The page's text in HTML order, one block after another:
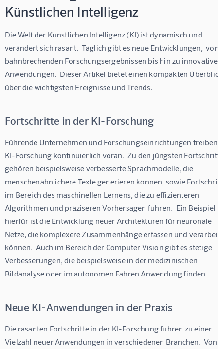
Künstlichen Intelligenz
Die Welt der Künstlichen Intelligenz (KI) ist dynamisch und
verändert sich rasant.  Täglich gibt es neue Entwicklungen,
bahnbrechenden Forschungsergebnissen bis hin zu
Anwendungen.  Dieser Artikel bietet einen kompakten
über die wichtigsten Ereignisse und Trends.
Fortschritte in der KI-Forschung
Führende Unternehmen und Forschungseinrichtungen
KI-Forschung kontinuierlich voran.  Zu den jüngsten
gehören beispielsweise verbesserte Sprachmodelle, die
menschenähnlichere Texte generieren können, sowie
im Bereich des maschinellen Lernens, die zu effizienteren
Algorithmen und präziseren Vorhersagen führen.  Ein Beispiel
hierfür ist die Entwicklung neuer Architekturen für neuronale
Netze, die komplexere Zusammenhänge erfassen und
können.  Auch im Bereich der Computer Vision gibt es stetige
Verbesserungen, die beispielsweise in der medizinischen
Bildanalyse oder im autonomen Fahren Anwendung finden.
Neue KI-Anwendungen in der Praxis
Die rasanten Fortschritte in der KI-Forschung führen zu einer
Vielzahl neuer Anwendungen in verschiedenen Branchen.